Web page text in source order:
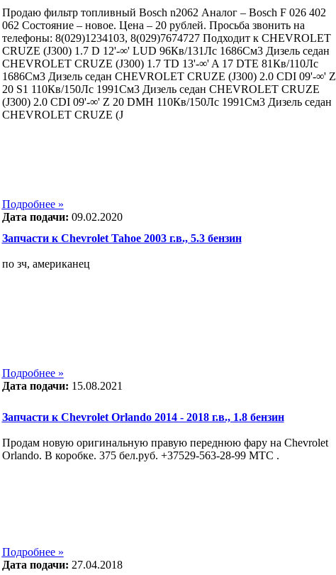
Продаю фильтр топливный Bosch n2062 Аналог – Bosch F 026 402
062 Состояние – новое. Цена – 20 рублей. Просьба звонить на
телефоны: 8(029)1234103, 8(029)7674727 Подходит к CHEVROLET
CRUZE (J300) 1.7 D 12'-∞' LUD 96Кв/131Лс 1686См3 Дизель седан
CHEVROLET CRUZE (J300) 1.7 TD 13'-∞' A 17 DTE 81Кв/110Лс
1686См3 Дизель седан CHEVROLET CRUZE (J300) 2.0 CDI 09'-∞' Z
20 S1 110Кв/150Лс 1991См3 Дизель седан CHEVROLET CRUZE
(J300) 2.0 CDI 09'-∞' Z 20 DMH 110Кв/150Лс 1991См3 Дизель седан
CHEVROLET CRUZE (J
Подробнее »
Дата подачи: 09.02.2020
Запчасти к Chevrolet Tahoe 2003 г.в., 5.3 бензин
по зч, американец
Подробнее »
Дата подачи: 15.08.2021
Запчасти к Chevrolet Orlando 2014 - 2018 г.в., 1.8 бензин
Продам новую оригинальную правую переднюю фару на Chevrolet
Orlando. В коробке. 375 бел.руб. +37529-563-28-99 МТС .
Подробнее »
Дата подачи: 27.04.2018